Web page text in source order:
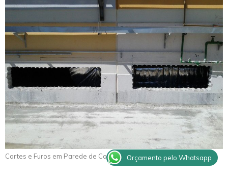
Cortes e Furos em Parede de Concreto IrapuruOrçamento pelo Whatsapp